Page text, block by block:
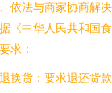
依法与商家协商解决
《中华人民共和国
求：
换货：要求退还货